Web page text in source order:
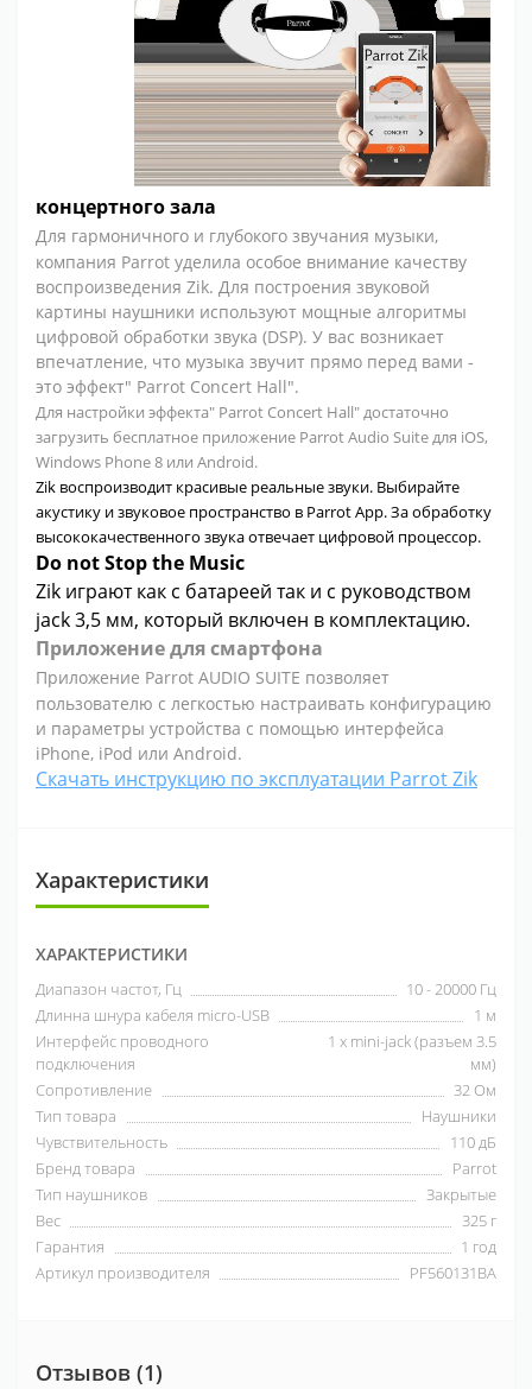
концертного зала
Для гармоничного и глубокого звучания музыки,
компания Parrot уделила особое внимание качеству
воспроизведения Zik. Для построения звуковой
картины наушники используют мощные алгоритмы
цифровой обработки звука (DSP). У вас возникает
впечатление, что музыка звучит прямо перед вами -
это эффект" Parrot Concert Hall".
Для настройки эффекта" Parrot Concert Hall" достаточно
загрузить бесплатное приложение Parrot Audio Suite для iOS,
Windows Phone 8 или Android.
Zik воспроизводит красивые реальные звуки. Выбирайте
акустику и звуковое пространство в Parrot App. За обработку
высококачественного звука отвечает цифровой процессор.
Do not Stop the Music
Zik играют как с батареей так и с руководством
jack 3,5 мм, который включен в комплектацию.
Приложение для смартфона
Приложение Parrot AUDIO SUITE позволяет
пользователю с легкостью настраивать конфигурацию
и параметры устройства с помощью интерфейса
iPhone, iPod или Android.
Скачать инструкцию по эксплуатации Parrot Zik
Характеристики
ХАРАКТЕРИСТИКИ
Диапазон частот, Гц
10 - 20000 Гц
Длинна шнура кабеля micro-USB
1 м
Интерфейс проводного
подключения
1 x mini-jack (разъем 3.5
мм)
Сопротивление
32 Ом
Тип товара
Наушники
Чувствительность
110 дБ
Бренд товара
Parrot
Тип наушников
Закрытые
Вес
325 г
Гарантия
1 год
Артикул производителя
PF560131BA
Отзывов (1)